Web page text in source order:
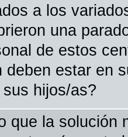
a los
una
de estos
deben estar en
sus hijos/as?
que la solución